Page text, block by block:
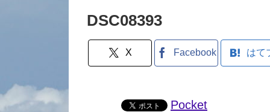
DSC08393
X Facebook はて
Pocket